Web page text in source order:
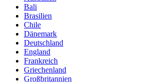
Bali
Brasilien
Chile
Dänemark
Deutschland
England
Frankreich
Griechenland
Großbritannien